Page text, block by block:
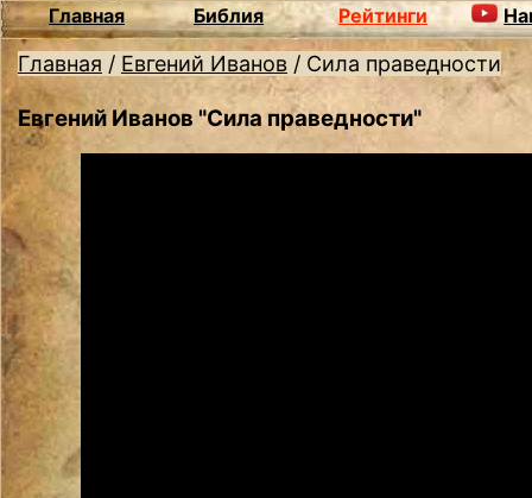
Главная Библия Рейтинги
Главная / Евгений Иванов / Сила праведности
Евгений Иванов "Сила праведности"